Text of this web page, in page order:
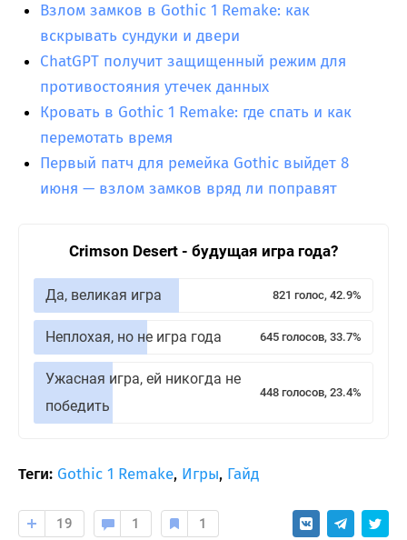
Взлом замков в Gothic 1 Remake: как
вскрывать сундуки и двери
ChatGPT получит защищенный режим для
противостояния утечек данных
Кровать в Gothic 1 Remake: где спать и как
перемотать время
Первый патч для ремейка Gothic выйдет 8
июня — взлом замков вряд ли поправят
Crimson Desert - будущая игра года?
Да, великая игра 821 голос, 42.9%
Неплохая, но не игра года 645 голосов, 33.7%
Ужасная игра, ей никогда не
победить
448 голосов, 23.4%
Теги: Gothic 1 Remake, Игры, Гайд
19 1 1